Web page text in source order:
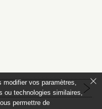
modifier vos paramètres,
ou technologies similaires,
permettre de